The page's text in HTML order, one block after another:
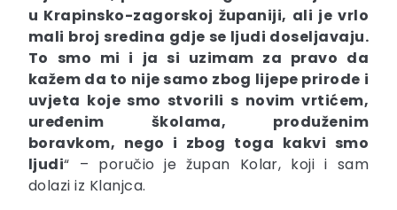
u Krapinsko-zagorskoj županiji, ali je vrlo
mali broj sredina gdje se ljudi doseljavaju.
To smo mi i ja si uzimam za pravo da
kažem da to nije samo zbog lijepe prirode i
uvjeta koje smo stvorili s novim vrtićem,
uređenim školama, produženim
boravkom, nego i zbog toga kakvi smo
ljudi“ – poručio je župan Kolar, koji i sam
dolazi iz Klanjca.